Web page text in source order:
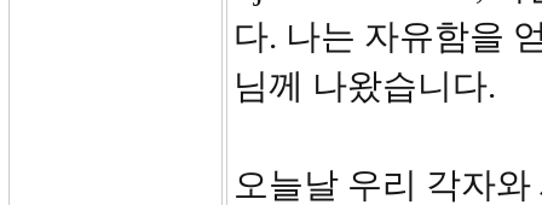
다. 나는 자유함을
님께 나왔습니다.
오늘날 우리 각자